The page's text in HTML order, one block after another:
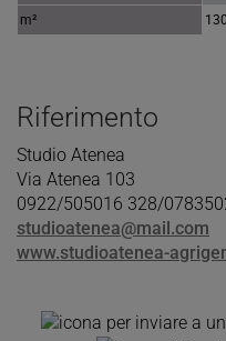
m²
130
Riferimento
Studio Atenea
Via Atenea 103
0922/505016 328/
studioatenea@mail.com
www.studioatenea-